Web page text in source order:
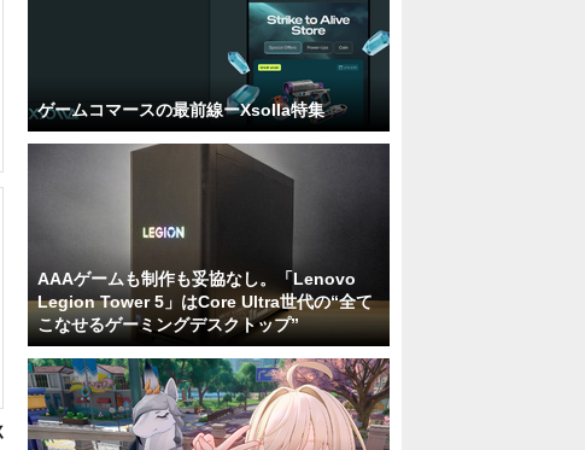
ゲームコマースの最前線ーXsolla特集
AAAゲームも制作も妥協なし。「Lenovo
Legion Tower 5」はCore Ultra世代の“全て
こなせるゲーミングデスクトップ”